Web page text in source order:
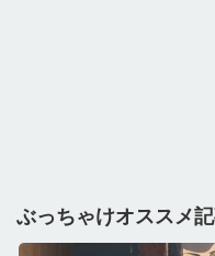
ぶっちゃけオススメ